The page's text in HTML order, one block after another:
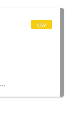
csv